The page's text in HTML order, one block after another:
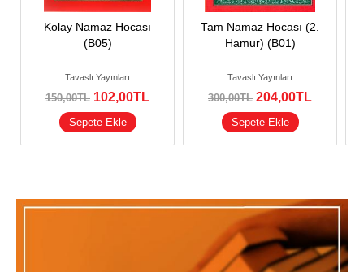
Kolay Namaz Hocası
(B05)
Tavaslı Yayınları
150,00TL 102,00TL
Sepete Ekle
Tam Namaz Hocası (2.
Hamur) (B01)
Tavaslı Yayınları
300,00TL 204,00TL
Sepete Ekle